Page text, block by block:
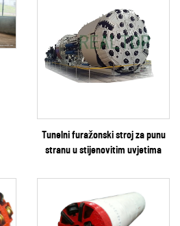
Tunelni furažonski stroj za punu
stranu u stijenovitim uvjetima